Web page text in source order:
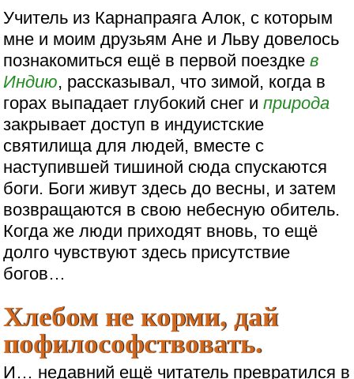
Учитель из Карнапраяга Алок, с которым
мне и моим друзьям Ане и Льву довелось
познакомиться ещё в первой поездкев
Индию, рассказывал, что зимой, когда в
горах выпадает глубокий снег иприрода
закрывает доступ в индуистские
святилища для людей, вместе с
наступившей тишиной сюда спускаются
боги. Боги живут здесь до весны, и затем
возвращаются в свою небесную обитель.
Когда же люди приходят вновь, то ещё
долго чувствуют здесь присутствие
богов…
Хлебом не корми, дай
пофилософствовать.
И… недавний ещё читатель превратился в